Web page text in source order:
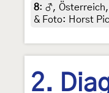
8: ♂,
& Foto: Horst
2.